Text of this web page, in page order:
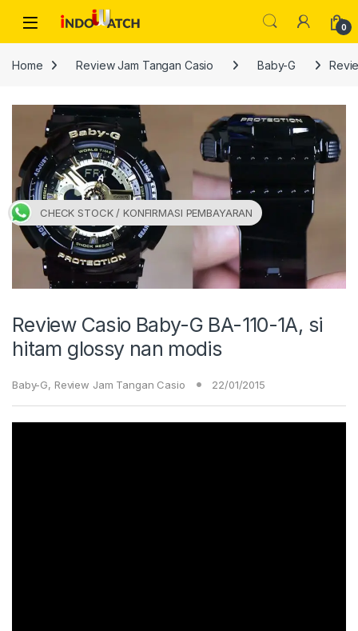
Open 0
Home Review Jam Tangan Casio Baby-G
Review Casio Baby-G BA-110-1A, si
hitam glossy nan modis
Baby-G, Review Jam Tangan Casio 22/01/2015
CHECK STOCK / KONFIRMASI PEMBAYARAN